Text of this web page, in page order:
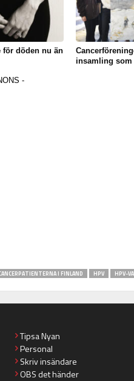
för döden nu än
insamling
I FINLAND HPV HPV-
Tipsa Nyan
Personal
Skriv insändare
OBS det händer